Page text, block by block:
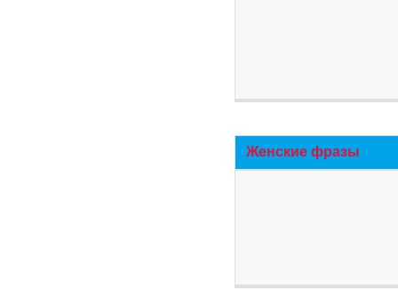
Женские фразы